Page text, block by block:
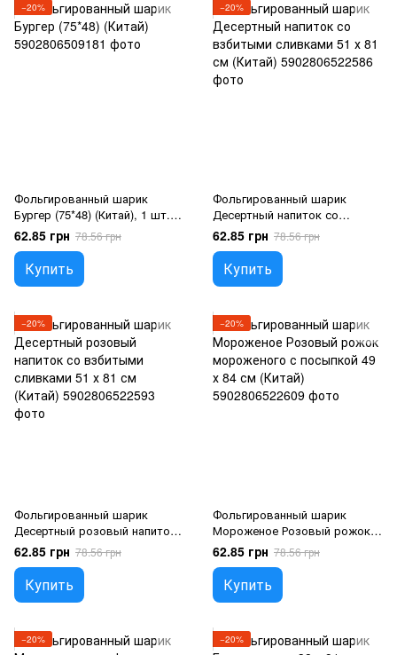
−20%
Фольгированный шарик
Бургер (75*48) (Китай), 1 шт.,
Гелий или воздух, Еда
62.85 грн 78.56 грн
Купить
−20%
Фольгированный шарик
Десертный напиток со
взбитыми сливками 51 х 81 см
(Китай), 1 шт., Гелий или
воздух, Еда
62.85 грн 78.56 грн
Купить
−20%
Фольгированный шарик
Десертный розовый напиток
со взбитыми сливками 51 х 81
см (Китай), 1 шт., Гелий или
воздух, Еда
62.85 грн 78.56 грн
Купить
−20%
Фольгированный шарик
Мороженое Розовый рожок
мороженого с посыпкой 49 х
84 см (Китай), 1 шт., Гелий или
воздух, Еда
62.85 грн 78.56 грн
Купить
−20% −20%